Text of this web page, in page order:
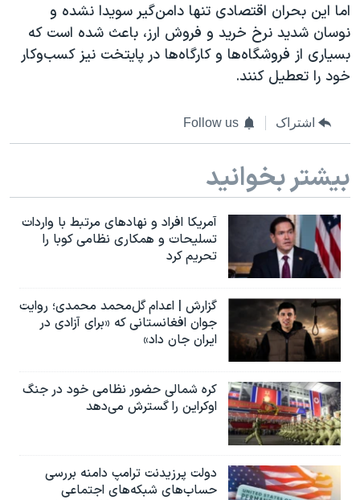
اما این بحران اقتصادی تنها دامن‌گیر سویدا نشده و
نوسان شدید نرخ خرید و فروش ارز، باعث شده است که
بسیاری از فروشگاه‌ها و کارگاه‌ها در پایتخت نیز کسب‌وکار
خود را تعطیل کنند.
اشتراک Follow us
بیشتر بخوانید
آمریکا افراد و نهادهای مرتبط با واردات
تسلیحات و همکاری نظامی کوبا را
تحریم کرد
گزارش | اعدام گل‌محمد محمدی؛ روایت
جوان افغانستانی که «برای آزادی در
ایران جان داد»
کره شمالی حضور نظامی خود در جنگ
اوکراین را گسترش می‌دهد
دولت پرزیدنت ترامپ دامنه بررسی
حساب‌های شبکه‌های اجتماعی